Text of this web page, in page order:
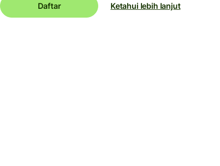
Daftar Ketahui lebih lanjut